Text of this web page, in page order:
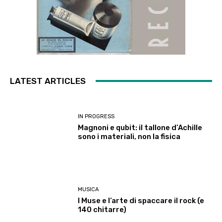
LATEST ARTICLES
IN PROGRESS
Magnoni e qubit: il tallone d’Achille
sono i materiali, non la fisica
MUSICA
I Muse e l’arte di spaccare il rock (e
140 chitarre)